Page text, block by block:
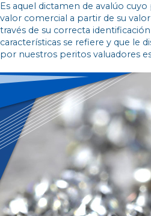
Es aquel dictamen de avalúo
valor comercial a partir de su
través de su correcta
características se refiere y que le
por nuestros peritos valuadores